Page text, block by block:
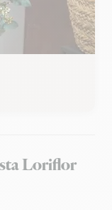
Loriflor